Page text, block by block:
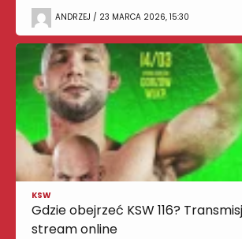
ANDRZEJ / 23 MARCA 2026, 15:30
KSW
Gdzie obejrzeć KSW 116?
stream online